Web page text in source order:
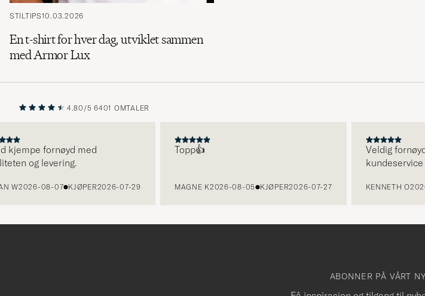
STILTIPS10.03.2026
En t-shirt for hver dag, utviklet sammen
med Armor Lux
NESTE
4.80/5 6401 OMTALER
fornøyd med
og levering.
2026-08-07 KJØPER2026-07-29
Topp👍
MAGNE K2026-08-05 KJØPER2026-07-27
Veldig fornøyd,
kundeservice
KENNETH O2026-
ABONNER PÅ VÅRT